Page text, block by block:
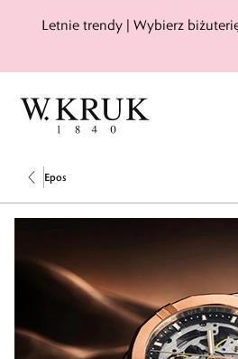
Letnie trendy | Wybierz
Epos